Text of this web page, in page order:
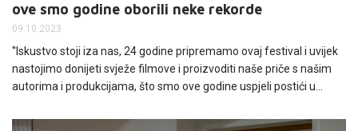
ove smo godine oborili neke rekorde
09.10.2023
''Iskustvo stoji iza nas, 24 godine pripremamo ovaj festival i uvijek
nastojimo donijeti svježe filmove i proizvoditi naše priče s našim
autorima i produkcijama, što smo ove godine uspjeli postići u
Festivala na konferenciji za medije povodom otvaranja 24. izdanja